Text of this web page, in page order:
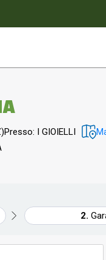
Presso: I GIOIELLI